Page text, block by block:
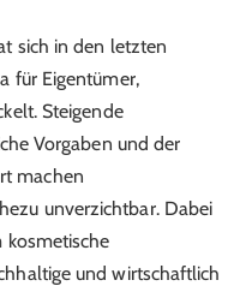
sich in den letzten
für Eigentümer,
Steigende
Vorgaben und der
machen
unverzichtbar. Dabei
kosmetische
und wirtschaftlich